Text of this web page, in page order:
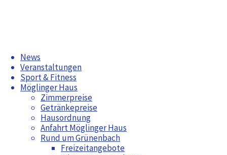
Inhalt
springen
News
Veranstaltungen
Sport & Fitness
Möglinger Haus
Zimmerpreise
Getränkepreise
Hausordnung
Anfahrt Möglinger Haus
Rund um Grünenbach
Freizeitangebote
Kategorie:
News
Aktuelles
Radwoche in Grünenbach 2026
Bürgerfest Möglingen 2026